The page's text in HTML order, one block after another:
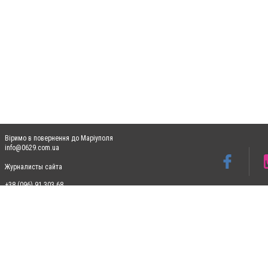
Віримо в повернення до Маріуполя
info@0629.com.ua
Журналисты сайта
+38 (096) 91 303 68